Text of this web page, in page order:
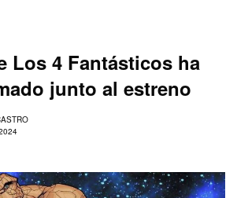
Los 4 Fantásticos ha
junto al estreno